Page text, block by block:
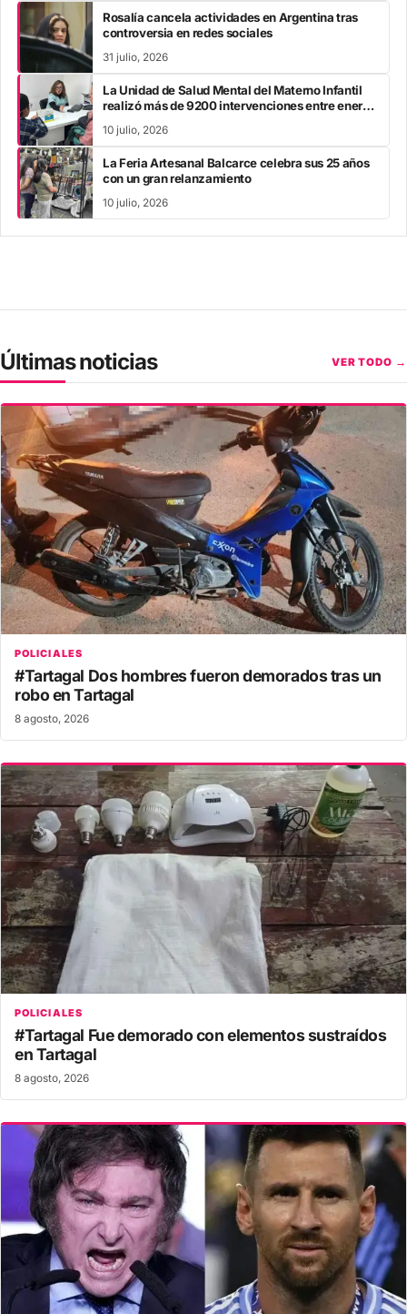
Rosalía cancela actividades en Argentina tras
controversia en redes sociales
31 julio, 2026
La Unidad de Salud Mental del Materno Infantil
realizó más de 9200 intervenciones entre enero
10 julio, 2026
La Feria Artesanal Balcarce celebra sus 25 años
con un gran relanzamiento
10 julio, 2026
Últimas noticias VER TODO →
POLICIALES
#Tartagal Dos hombres fueron demorados tras un
robo en Tartagal
8 agosto, 2026
POLICIALES
#Tartagal Fue demorado con elementos sustraídos
en Tartagal
8 agosto, 2026